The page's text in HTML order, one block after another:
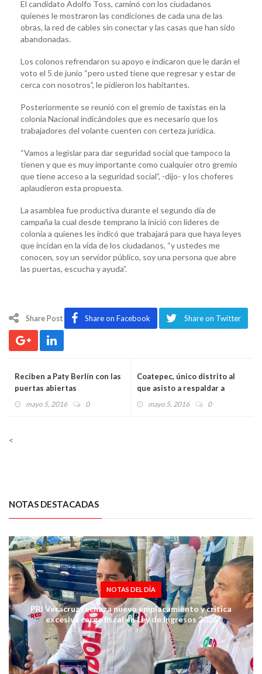
El candidato Adolfo Toss, caminó con los ciudadanos
quienes le mostraron las condiciones de cada una de las
obras, la red de cables sin conectar y las casas que han sido
abandonadas.
Los colonos refrendaron su apoyo e indicaron que le darán el
voto el 5 de junio “pero usted tiene que regresar y estar de
cerca con nosotros”, le pidieron los habitantes.
Posteriormente se reunió con el gremio de taxistas en la
colonia Nacional indicándoles que es necesario que los
trabajadores del volante cuenten con certeza jurídica.
“Vamos a legislar para dar seguridad social que tampoco la
tienen y que es muy importante como cualquier otro gremio
que tiene acceso a la seguridad social”, -dijo- y los choferes
aplaudieron esta propuesta.
La asamblea fue productiva durante el segundo día de
campaña la cual desde temprano la inició con líderes de
colonia a quienes les indicó que trabajará para que haya leyes
que incidan en la vida de los ciudadanos, “y ustedes me
conocen, soy un servidor público, soy una persona que abre
las puertas, escucha y ayuda”.
Share Post Share on Facebook Share on Twitter
Reciben a Paty Berlín con las
puertas abiertas
mayo 5, 2016 0
Coatepec, único distrito al
que asisto a respaldar a
nuestras candidatas: Héctor
mayo 5, 2016 0
<
NOTAS DESTACADAS
NOTAS DEL DÍA
PRI Veracruz rechaza nuevo emplacamiento y critica
excesiva carga fiscal en Ley de Ingresos 2026